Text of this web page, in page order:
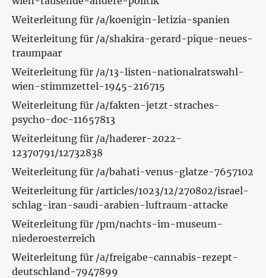
Weiterleitung für /a/koenigin-letizia-spanien
Weiterleitung für /a/shakira-gerard-pique-neues-
traumpaar
Weiterleitung für /a/13-listen-nationalratswahl-
wien-stimmzettel-1945-216715
Weiterleitung für /a/fakten-jetzt-straches-
psycho-doc-11657813
Weiterleitung für /a/haderer-2022-
12370791/12732838
Weiterleitung für /a/bahati-venus-glatze-7657102
Weiterleitung für /articles/1023/12/270802/israel-
schlag-iran-saudi-arabien-luftraum-attacke
Weiterleitung für /pm/nachts-im-museum-
niederoesterreich
Weiterleitung für /a/freigabe-cannabis-rezept-
deutschland-7947899